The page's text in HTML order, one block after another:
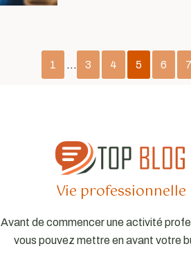
1 … 3 4 5 6 7
Vie professionnelle
Avant de commencer une activité
vous pouvez mettre en avant votre